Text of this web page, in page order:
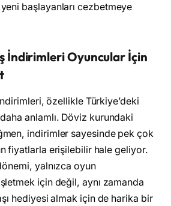
başlayanları cezbetmeye
İndirimleri Oyuncular İçin
özellikle Türkiye’deki
anlamlı. Döviz kurundaki
indirimler sayesinde pek çok
fiyatlarla erişilebilir hale geliyor.
yalnızca oyun
için değil, aynı zamanda
hediyesi almak için de harika bir